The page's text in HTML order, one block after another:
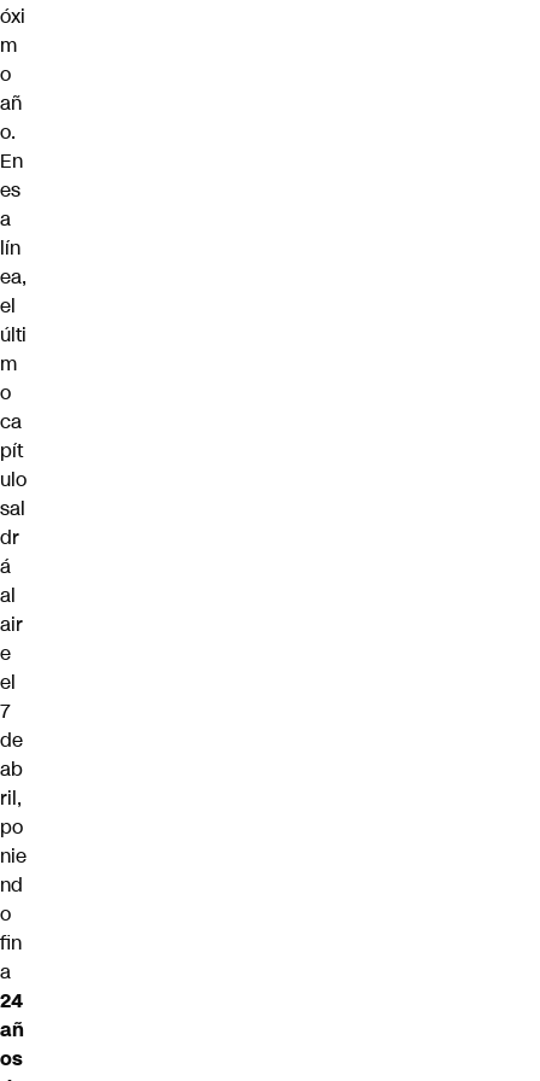
óxi
m
o
añ
o.
En
es
a
lín
ea,
el
últi
m
o
ca
pít
ulo
sal
dr
á
al
air
e
el
7
de
ab
ril,
po
nie
nd
o
fin
a
24
añ
os